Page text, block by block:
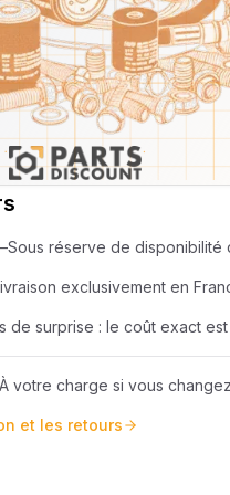
SEMOIR
ELEVAGE
PIECES TECHNIQUE
REMORQUE
compatibles(4)Avis
Sous réserve de disponibilité
exclusivement en
de surprise : le coût exact
À votre charge si vous
et les retours